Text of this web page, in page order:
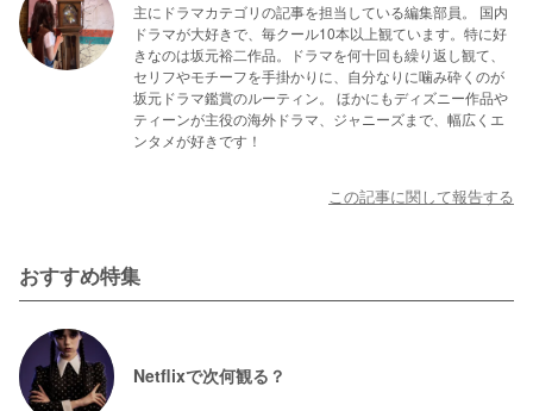
主にドラマカテゴリの記事を担当している編集部員。 国内
ドラマが大好きで、毎クール10本以上観ています。特に好
きなのは坂元裕二作品。ドラマを何十回も繰り返し観て、
セリフやモチーフを手掛かりに、自分なりに噛み砕くのが
坂元ドラマ鑑賞のルーティン。 ほかにもディズニー作品や
ティーンが主役の海外ドラマ、ジャニーズまで、幅広くエ
ンタメが好きです！
この記事に関して報告する
おすすめ特集
Netflixで次何観る？